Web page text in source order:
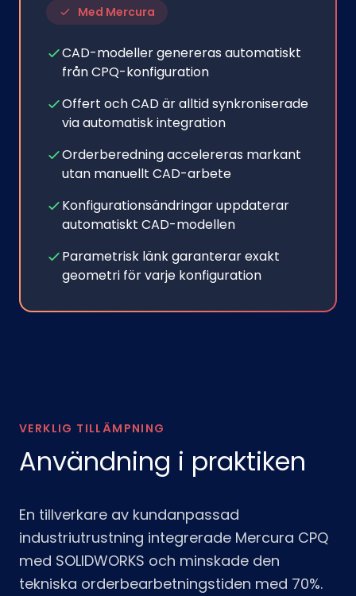
Med Mercura
CAD-modeller genereras automatiskt
från CPQ-konfiguration
Offert och CAD är alltid synkroniserade
via automatisk integration
Orderberedning accelereras markant
utan manuellt CAD-arbete
Konfigurationsändringar uppdaterar
automatiskt CAD-modellen
Parametrisk länk garanterar exakt
geometri för varje konfiguration
VERKLIG TILLÄMPNING
Användning i praktiken
En tillverkare av kundanpassad
industriutrustning integrerade Mercura CPQ
med SOLIDWORKS och minskade den
tekniska orderbearbetningstiden med 70%.